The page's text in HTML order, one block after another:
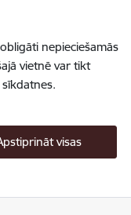
nepieciešamās
vietnē var tikt
visas